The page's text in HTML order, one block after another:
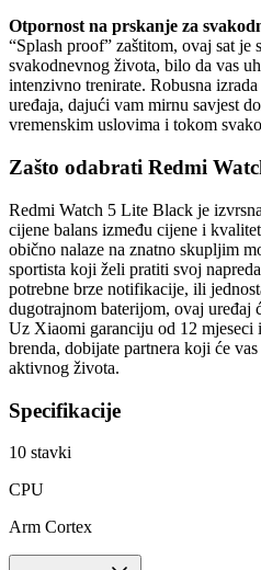
Otpornost na prskanje za
“Splash proof” zaštitom, ovaj sat je
svakodnevnog života, bilo da vas
intenzivno trenirate. Robusna
uređaja, dajući vam mirnu savjest
vremenskim uslovima i tokom
Zašto odabrati Redmi
Redmi Watch 5 Lite Black je
cijene balans između cijene i
obično nalaze na znatno skupljim
sportista koji želi pratiti svoj
potrebne brze notifikacije, ili
dugotrajnom baterijom, ovaj uređaj
Uz Xiaomi garanciju od 12 mjeseci
brenda, dobijate partnera koji će
aktivnog života.
Specifikacije
10 stavki
CPU
Arm Cortex